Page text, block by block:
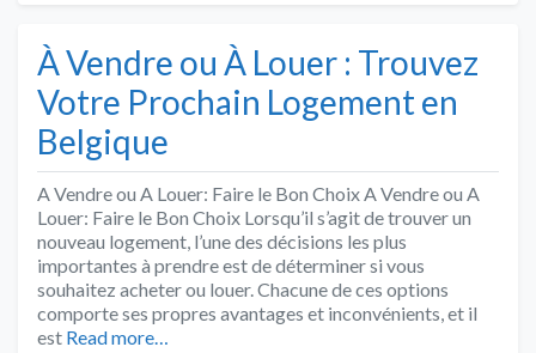
À Vendre ou À Louer : Trouvez
Votre Prochain Logement en
Belgique
A Vendre ou A Louer: Faire le Bon Choix A Vendre ou A
Louer: Faire le Bon Choix Lorsqu’il s’agit de trouver un
nouveau logement, l’une des décisions les plus
importantes à prendre est de déterminer si vous
souhaitez acheter ou louer. Chacune de ces options
comporte ses propres avantages et inconvénients, et il
est Read more…